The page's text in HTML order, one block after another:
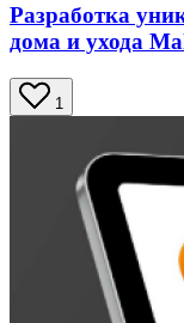
Разработка
дома и ухода
1